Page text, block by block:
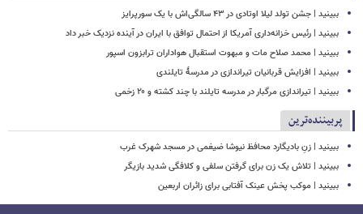
ببینید | جشن تولد لیلا اوتادی در ۴۳ سالگی‌اش با یک سورپرایز
ببینید | رئیس خزانه‌داری آمریکا از احتمال توافق با ایران در آینده نزدیک خبر داد
ببینید | محمد صلاح مات و مبهوت استقبال هواداران ترابزون اسپور
ببینید | افزایش قربانیان تیراندازی در مدرسۀ تایلندی
ببینید | تیراندازی مرگبار در مدرسه‌ تایلند با چند کشته و ۲۰ زخمی
پربیننده‌ترین
ببینید | زنِ بادیگارد محافظ نیوشا ضیغمی در مسجد شهرک غرب
ببینید | تلاش یک زن برای گرفتن سلفی و کلافگی شدید بازیگر
ببینید | موکب پخش عینک آفتابی برای زائران اربعین